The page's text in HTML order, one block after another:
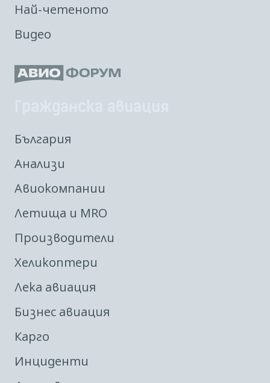
Най-четеното
Видео
България
Анализи
Авиокомпании
Летища и MRO
Производители
Хеликоптери
Лека авиация
Бизнес авиация
Карго
Инциденти